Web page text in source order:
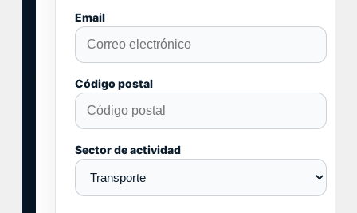
Email
Código postal
Sector de actividad